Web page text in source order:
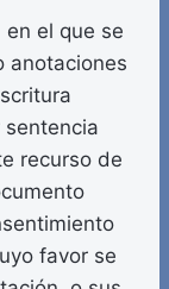
el que se
anotaciones
sentencia
recurso de
favor se